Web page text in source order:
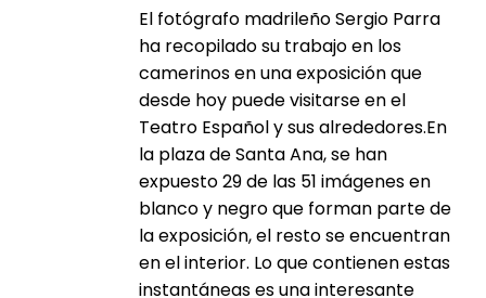
El fotógrafo madrileño Sergio Parra
ha recopilado su trabajo en los
camerinos en una exposición que
desde hoy puede visitarse en el
Teatro Español y sus alrededores.En
la plaza de Santa Ana, se han
expuesto 29 de las 51 imágenes en
blanco y negro que forman parte de
la exposición, el resto se encuentran
en el interior. Lo que contienen estas
instantáneas es una interesante